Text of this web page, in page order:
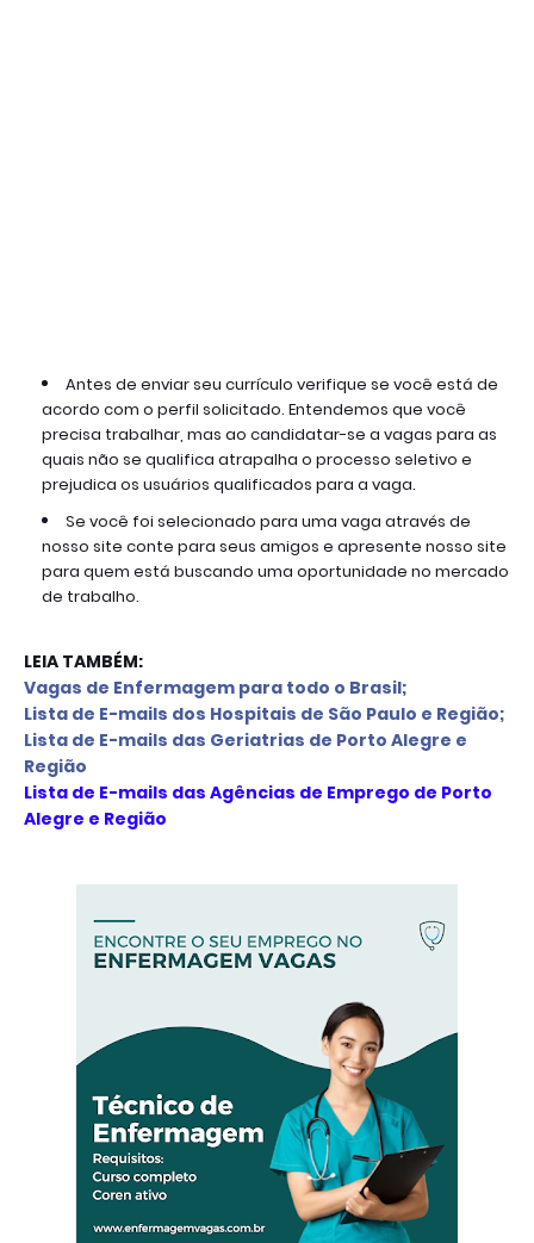
Antes de enviar seu currículo verifique se você está de
acordo com o perfil solicitado. Entendemos que você
precisa trabalhar, mas ao candidatar-se a vagas para as
quais não se qualifica atrapalha o processo seletivo e
prejudica os usuários qualificados para a vaga.
Se você foi selecionado para uma vaga através de
nosso site conte para seus amigos e apresente nosso site
para quem está buscando uma oportunidade no mercado
de trabalho.
LEIA TAMBÉM:
Vagas de Enfermagem para todo o Brasil;
Lista de E-mails dos Hospitais de São Paulo e Região;
Lista de E-mails das Geriatrias de Porto Alegre e
Região
Lista de E-mails das Agências de Emprego de Porto
Alegre e Região